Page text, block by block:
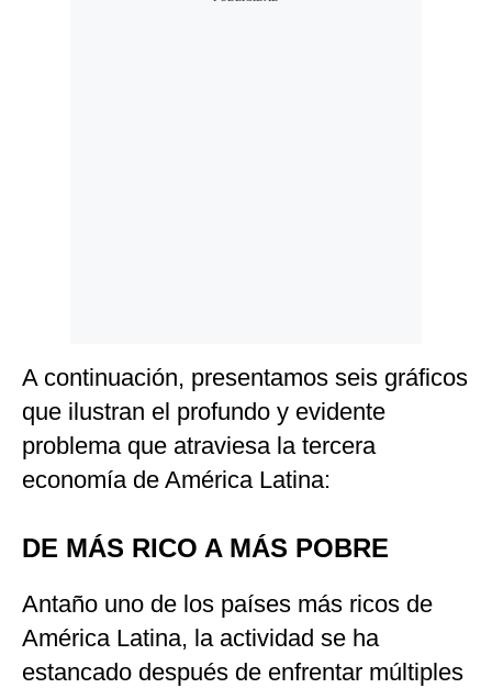
A continuación, presentamos seis gráficos
que ilustran el profundo y evidente
problema que atraviesa la tercera
economía de América Latina:
DE MÁS RICO A MÁS POBRE
Antaño uno de los países más ricos de
América Latina, la actividad se ha
estancado después de enfrentar múltiples